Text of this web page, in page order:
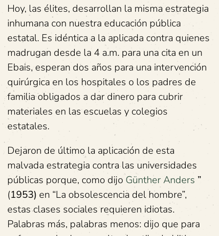
Hoy, las élites, desarrollan la misma estrategia
inhumana con nuestra educación pública
estatal. Es idéntica a la aplicada contra quienes
madrugan desde la 4 a.m. para una cita en un
Ebais, esperan dos años para una intervención
quirúrgica en los hospitales o los padres de
familia obligados a dar dinero para cubrir
materiales en las escuelas y colegios
estatales.
Dejaron de último la aplicación de esta
malvada estrategia contra las universidades
públicas porque, como dijo Günther Anders ”
(1953) en “La obsolescencia del hombre”,
estas clases sociales requieren idiotas.
Palabras más, palabras menos: dijo que para